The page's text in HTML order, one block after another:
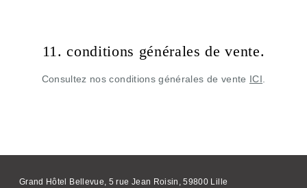
11. conditions générales de vente.
Consultez nos conditions générales de vente ICI.
Grand Hôtel Bellevue, 5 rue Jean Roisin, 59800 Lille